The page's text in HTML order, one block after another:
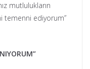
mutlulukların
temenni ediyorum”